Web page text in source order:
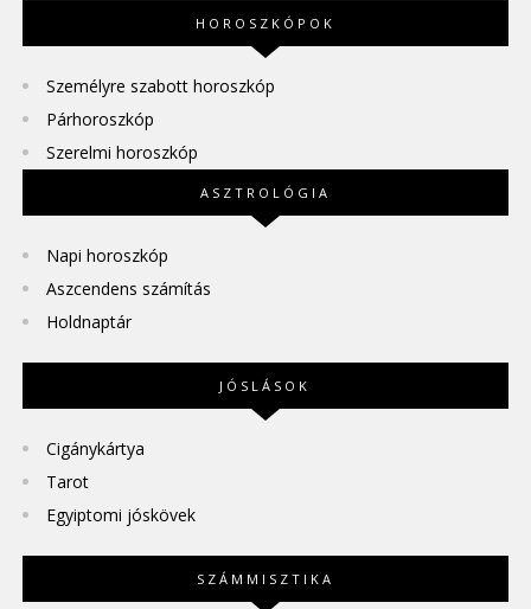
HOROSZKÓPOK
Személyre szabott horoszkóp
Párhoroszkóp
Szerelmi horoszkóp
ASZTROLÓGIA
Napi horoszkóp
Aszcendens számítás
Holdnaptár
JÓSLÁSOK
Cigánykártya
Tarot
Egyiptomi jóskövek
SZÁMMISZTIKA